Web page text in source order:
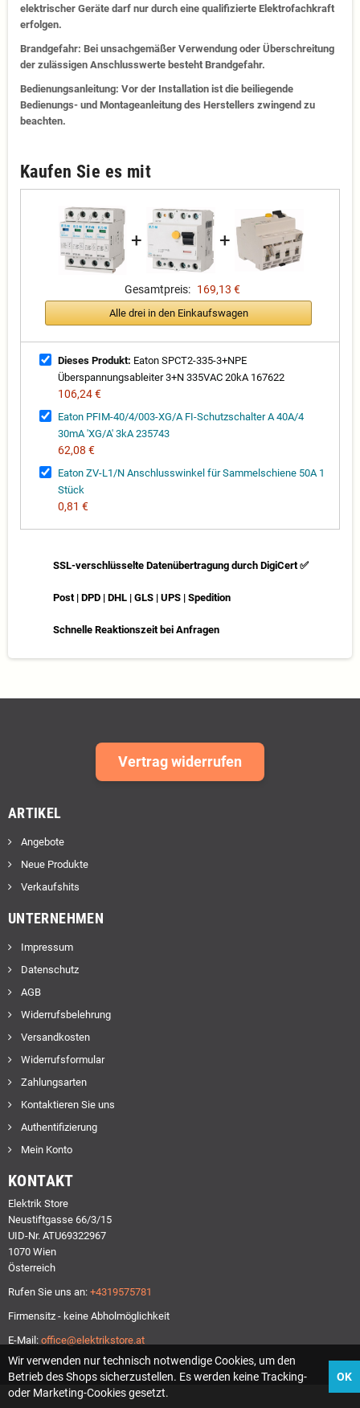
elektrischer Geräte darf nur durch eine qualifizierte Elektrofachkraft
erfolgen.
Brandgefahr: Bei unsachgemäßer Verwendung oder Überschreitung
der zulässigen Anschlusswerte besteht Brandgefahr.
Bedienungsanleitung: Vor der Installation ist die beiliegende
Bedienungs- und Montageanleitung des Herstellers zwingend zu
beachten.
Kaufen Sie es mit
+ +
Gesamtpreis: 169,13 €
Alle drei in den Einkaufswagen
Dieses Produkt: Eaton SPCT2-335-3+NPE
Überspannungsableiter 3+N 335VAC 20kA 167622
106,24 €
Eaton PFIM-40/4/003-XG/A FI-Schutzschalter A 40A/4
30mA 'XG/A' 3kA 235743
62,08 €
Eaton ZV-L1/N Anschlusswinkel für Sammelschiene 50A 1
Stück
0,81 €
SSL-verschlüsselte Datenübertragung durch DigiCert ✅
Post | DPD | DHL | GLS | UPS | Spedition
Schnelle Reaktionszeit bei Anfragen
Vertrag widerrufen
ARTIKEL
Angebote
Neue Produkte
Verkaufshits
UNTERNEHMEN
Impressum
Datenschutz
AGB
Widerrufsbelehrung
Versandkosten
Widerrufsformular
Zahlungsarten
Kontaktieren Sie uns
Authentifizierung
Mein Konto
KONTAKT
Elektrik Store
Neustiftgasse 66/3/15
UID-Nr. ATU69322967
1070 Wien
Österreich
Rufen Sie uns an: +4319575781
Firmensitz - keine Abholmöglichkeit
E-Mail: office@elektrikstore.at
Wir verwenden nur technisch notwendige Cookies, um den
Betrieb des Shops sicherzustellen. Es werden keine Tracking-
oder Marketing-Cookies gesetzt.
OK